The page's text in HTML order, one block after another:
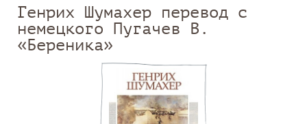
Генрих Шумахер перевод с
немецкого Пугачев В.
«Береника»